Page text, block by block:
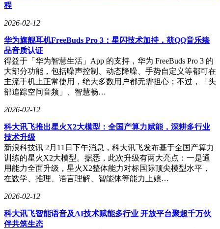
程
2026-02-12
华为旗舰耳机FreeBuds Pro 3：星闪技术加持，获QQ音乐臻
品音质认证
得益于「华为智慧生活」App 的支持，华为 FreeBuds Pro 3 的
大部分功能，包括噪声控制、动态降噪、手势自定义等都可在
主流手机上正常使用，绝大多数用户都无需担心；不过，「头
部追踪空间音频」、智慧畅…
2026-02-12
科大讯飞推出星火X2大模型：全国产算力赋能，深耕多行业
技术升级
新浪科技讯 2月11日下午消息，科大讯飞发布基于全国产算力
训练的星火X2大模型。据悉，此次升级有两大亮点：一是通
用能力全面升级，星火X2整体能力对标国际顶尖模型水平，
在数学、推理、语言理解、智能体等能力上媲…
2026-02-12
科大讯飞智能语音及AI技术赋能多行业 开放平台聚超千万伙
伴共筑生态